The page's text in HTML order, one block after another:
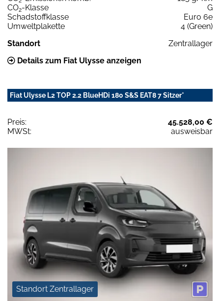
CO2-Klasse
G
Schadstoffklasse
Euro 6e
Umweltplakette
4 (Green)
Standort
Zentrallager
Details zum Fiat Ulysse anzeigen
Fiat Ulysse L2 TOP 2.2 BlueHDi 180 S&S EAT8 7 Sitzer*
Preis:
45.528,00 €
MWSt:
ausweisbar
Standort Zentrallager